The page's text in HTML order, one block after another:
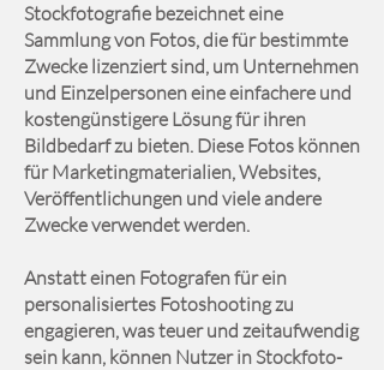
Stockfotografie bezeichnet eine
Sammlung von Fotos, die für bestimmte
Zwecke lizenziert sind, um Unternehmen
und Einzelpersonen eine einfachere und
kostengünstigere Lösung für ihren
Bildbedarf zu bieten. Diese Fotos können
für Marketingmaterialien, Websites,
Veröffentlichungen und viele andere
Zwecke verwendet werden.
Anstatt einen Fotografen für ein
personalisiertes Fotoshooting zu
engagieren, was teuer und zeitaufwendig
sein kann, können Nutzer in Stockfoto-